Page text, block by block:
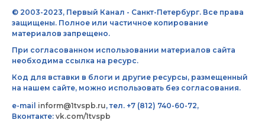
© 2003-2023, Первый Канал - Санкт-Петербург. Все права
защищены. Полное или частичное копирование
материалов запрещено.
При согласованном использовании материалов сайта
необходима ссылка на ресурс.
Код для вставки в блоги и другие ресурсы, размещенный
на нашем сайте, можно использовать без согласования.
e-mail inform@1tvspb.ru, тел. +7 (812) 740-60-72,
Вконтакте: vk.com/1tvspb